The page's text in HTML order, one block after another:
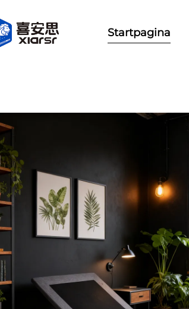
Startpagina